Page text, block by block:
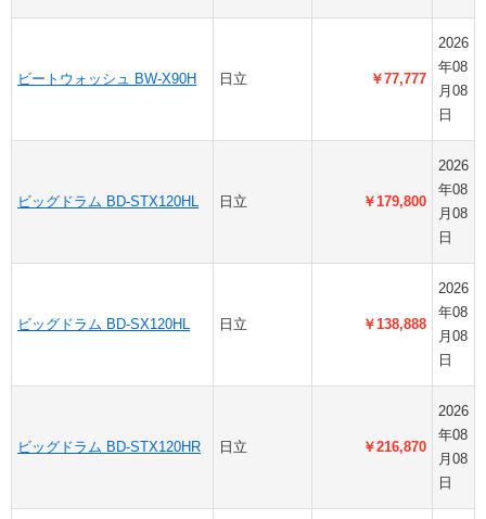
ビートウォッシュ BW-X90H 日立 ￥77,777
2026
年08
月08
日
ビッグドラム BD-STX120HL 日立 ￥179,800
2026
年08
月08
日
ビッグドラム BD-SX120HL 日立 ￥138,888
2026
年08
月08
日
ビッグドラム BD-STX120HR 日立 ￥216,870
2026
年08
月08
日